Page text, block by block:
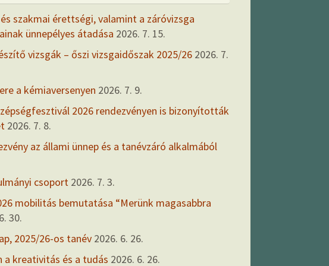
szakmai érettségi, valamint a záróvizsga
ünnepélyes átadása 2026. 7. 15.
vizsgák – őszi vizsgaidőszak 2025/26 2026. 7.
a kémiaversenyen 2026. 7. 9.
2026 rendezvényen is bizonyították
2026. 7. 8.
az állami ünnep és a tanévzáró alkalmából
csoport 2026. 7. 3.
mobilitás bemutatása “Merünk magasabbra
30.
2025/26-os tanév 2026. 6. 26.
a kreativitás és a tudás 2026. 6. 26.